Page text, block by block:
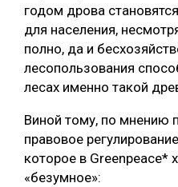
БЕЗОПАСНОЕ ПРОИЗВОДСТВО
СОРТИРОВКА ДРЕВЕСИНЫ
СУШКА ДРЕВЕСИНЫ
МЕБЕЛЬНОЕ ПРОИЗВОДСТВО
годом дрова
для населения,
полно, да и
лесопользования
лесах именно такой
Виной тому, по мнению
правовое
которое в Greenpeace*
«безумное»: